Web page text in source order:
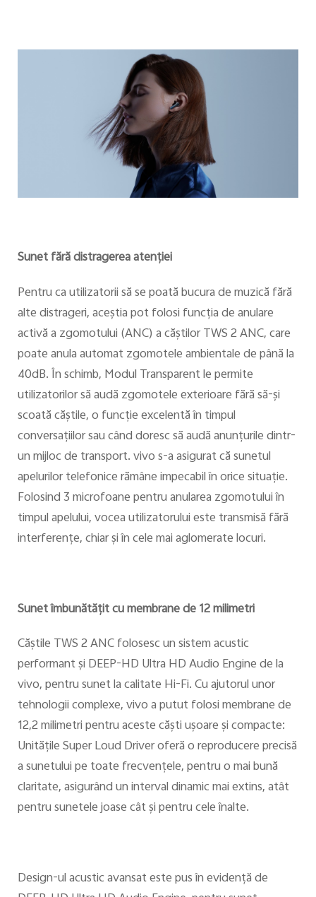
Sunet fără distragerea atenţiei
Pentru ca utilizatorii să se poată bucura de muzică fără
alte distrageri, aceştia pot folosi funcţia de anulare
activă a zgomotului (ANC) a căştilor TWS 2 ANC, care
poate anula automat zgomotele ambientale de până la
40dB. În schimb, Modul Transparent le permite
utilizatorilor să audă zgomotele exterioare fără să-şi
scoată căştile, o funcţie excelentă în timpul
conversaţiilor sau când doresc să audă anunţurile dintr-
un mijloc de transport. vivo s-a asigurat că sunetul
apelurilor telefonice rămâne impecabil în orice situaţie.
Folosind 3 microfoane pentru anularea zgomotului în
timpul apelului, vocea utilizatorului este transmisă fără
interferenţe, chiar şi în cele mai aglomerate locuri.
Sunet îmbunătăţit cu membrane de 12 milimetri
Căştile TWS 2 ANC folosesc un sistem acustic
performant şi DEEP-HD Ultra HD Audio Engine de la
vivo, pentru sunet la calitate Hi-Fi. Cu ajutorul unor
tehnologii complexe, vivo a putut folosi membrane de
12,2 milimetri pentru aceste căşti uşoare şi compacte:
Unităţile Super Loud Driver oferă o reproducere precisă
a sunetului pe toate frecvenţele, pentru o mai bună
claritate, asigurând un interval dinamic mai extins, atât
pentru sunetele joase cât şi pentru cele înalte.
Design-ul acustic avansat este pus în evidenţă de